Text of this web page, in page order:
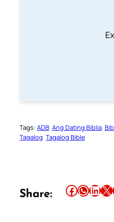
Tags: ADB Ang Dating Biblia
Tagalog Tagalog Bible
Share: Share this article on Facebook Share this article on WhatsApp Share this article on LinkedIn Share this article on X